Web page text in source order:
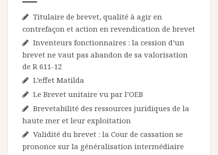
Titulaire de brevet, qualité à agir en
contrefaçon et action en revendication de brevet
Inventeurs fonctionnaires : la cession d’un
brevet ne vaut pas abandon de sa valorisation
de R 611-12
L’effet Matilda
Le Brevet unitaire vu par l’OEB
Brevetabilité des ressources juridiques de la
haute mer et leur exploitation
Validité du brevet : la Cour de cassation se
prononce sur la généralisation intermédiaire